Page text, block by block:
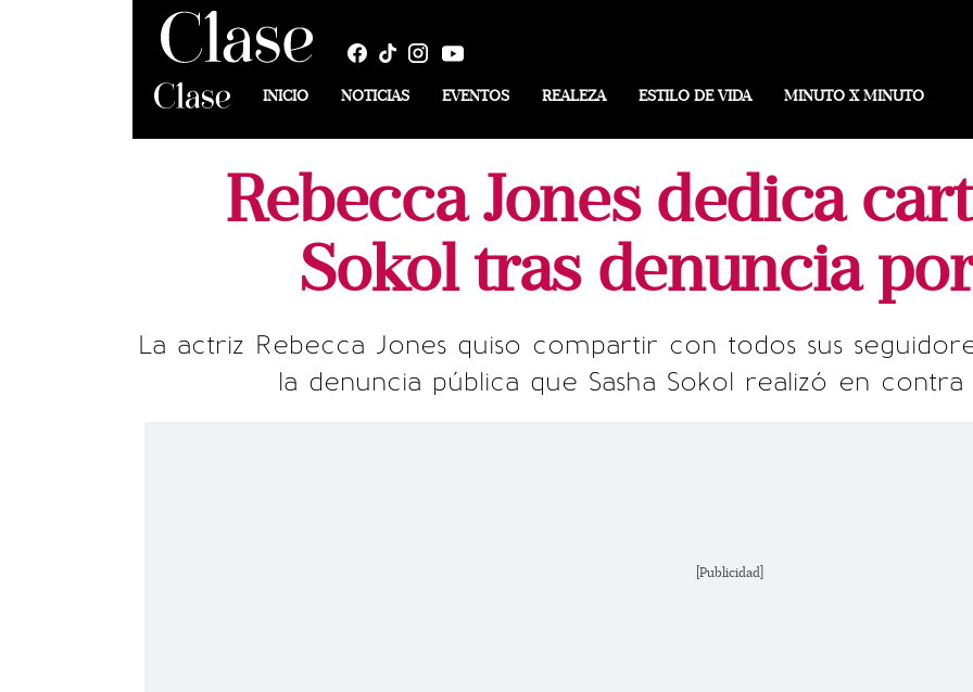
INICIO NOTICIAS EVENTOS REALEZA ESTILO DE VIDA MINUTO X MINUTO
Rebecca Jones dedica
Sokol tras denuncia
La actriz Rebecca Jones quiso compartir con todos sus
la denuncia pública que Sasha Sokol realizó en
[Publicidad]